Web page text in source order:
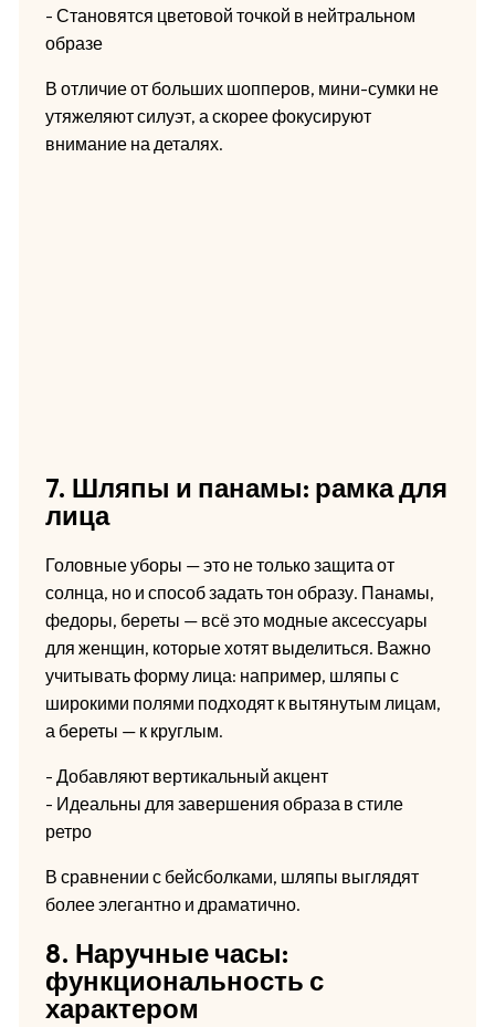
- Становятся цветовой точкой в нейтральном
образе
В отличие от больших шопперов, мини-сумки не
утяжеляют силуэт, а скорее фокусируют
внимание на деталях.
7. Шляпы и панамы: рамка для
лица
Головные уборы — это не только защита от
солнца, но и способ задать тон образу. Панамы,
федоры, береты — всё это модные аксессуары
для женщин, которые хотят выделиться. Важно
учитывать форму лица: например, шляпы с
широкими полями подходят к вытянутым лицам,
а береты — к круглым.
- Добавляют вертикальный акцент
- Идеальны для завершения образа в стиле
ретро
В сравнении с бейсболками, шляпы выглядят
более элегантно и драматично.
8. Наручные часы:
функциональность с
характером